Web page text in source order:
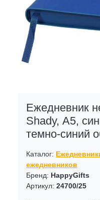
Ежедневник
Shady, А5,
темно-синий
Каталог:
ежедневников
Бренд: HappyGifts
Артикул: 24700/25